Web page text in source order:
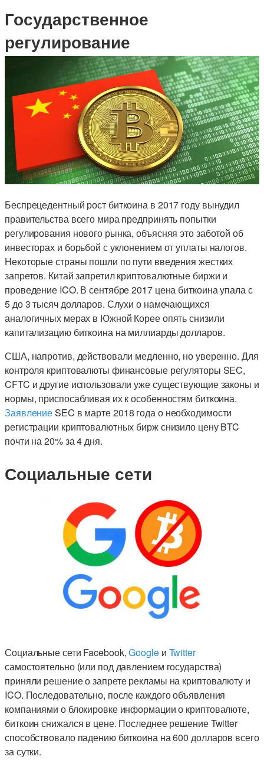
Государственное
регулирование
Беспрецедентный рост биткоина в 2017 году вынудил
правительства всего мира предпринять попытки
регулирования нового рынка, объясняя это заботой об
инвесторах и борьбой с уклонением от уплаты налогов.
Некоторые страны пошли по пути введения жестких
запретов. Китай запретил криптовалютные биржи и
проведение ICO. В сентябре 2017 цена биткоина упала с
5 до 3 тысяч долларов. Слухи о намечающихся
аналогичных мерах в Южной Корее опять снизили
капитализацию биткоина на миллиарды долларов.
США, напротив, действовали медленно, но уверенно. Для
контроля криптовалюты финансовые регуляторы SEC,
CFTC и другие использовали уже существующие законы и
нормы, приспосабливая их к особенностям биткоина.
ЗаявлениеSEC в марте 2018 года о необходимости
регистрации криптовалютных бирж снизило цену BTC
почти на 20% за 4 дня.
Социальные сети
Социальные сети Facebook,Googleи Twitter
самостоятельно (или под давлением государства)
приняли решение о запрете рекламы на криптовалюту и
ICO. Последовательно, после каждого объявления
компаниями о блокировке информации о криптовалюте,
биткоин снижался в цене. Последнее решение Twitter
способствовало падению биткоина на 600 долларов всего
за сутки.